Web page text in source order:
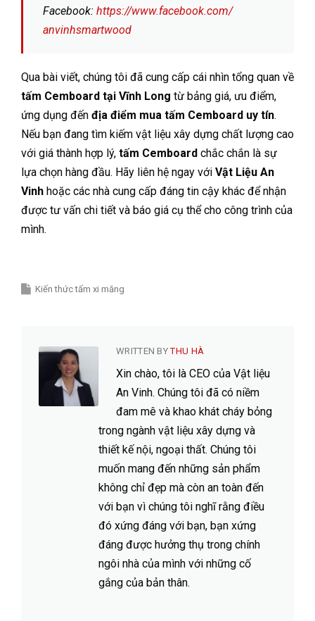
Facebook: https://www.facebook.com/
anvinhsmartwood
Qua bài viết, chúng tôi đã cung cấp cái nhìn tổng quan về
tấm Cemboard tại Vĩnh Long từ bảng giá, ưu điểm,
ứng dụng đến địa điểm mua tấm Cemboard uy tín.
Nếu bạn đang tìm kiếm vật liệu xây dựng chất lượng cao
với giá thành hợp lý, tấm Cemboard chắc chắn là sự
lựa chọn hàng đầu. Hãy liên hệ ngay với Vật Liệu An
Vinh hoặc các nhà cung cấp đáng tin cậy khác để nhận
được tư vấn chi tiết và báo giá cụ thể cho công trình của
mình.
Kiến thức tấm xi măng
WRITTEN BYTHU HÀ
Xin chào, tôi là CEO của Vật liệu
An Vinh. Chúng tôi đã có niềm
đam mê và khao khát cháy bỏng
trong ngành vật liệu xây dựng và
thiết kế nội, ngoại thất. Chúng tôi
muốn mang đến những sản phẩm
không chỉ đẹp mà còn an toàn đến
với bạn vì chúng tôi nghĩ rằng điều
đó xứng đáng với bạn, bạn xứng
đáng được hưởng thụ trong chính
ngôi nhà của mình với những cố
gắng của bản thân.